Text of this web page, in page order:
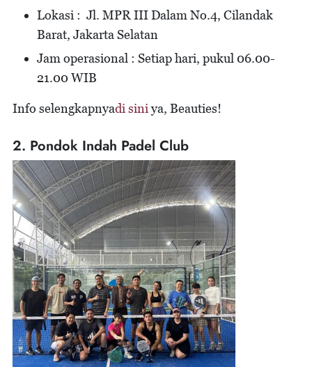
Lokasi : Jl. MPR III Dalam No.4, Cilandak
Barat, Jakarta Selatan
Jam operasional : Setiap hari, pukul 06.00-
21.00 WIB
Info selengkapnyadi siniya, Beauties!
2. Pondok Indah Padel Club